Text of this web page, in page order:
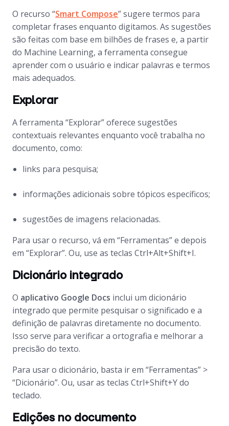
O recurso “Smart Compose” sugere termos para
completar frases enquanto digitamos. As sugestões
são feitas com base em bilhões de frases e, a partir
do Machine Learning, a ferramenta consegue
aprender com o usuário e indicar palavras e termos
mais adequados.
Explorar
A ferramenta “Explorar” oferece sugestões
contextuais relevantes enquanto você trabalha no
documento, como:
links para pesquisa;
informações adicionais sobre tópicos específicos;
sugestões de imagens relacionadas.
Para usar o recurso, vá em “Ferramentas” e depois
em “Explorar”. Ou, use as teclas Ctrl+Alt+Shift+I.
Dicionário integrado
O aplicativo Google Docs inclui um dicionário
integrado que permite pesquisar o significado e a
definição de palavras diretamente no documento.
Isso serve para verificar a ortografia e melhorar a
precisão do texto.
Para usar o dicionário, basta ir em “Ferramentas” >
“Dicionário”. Ou, usar as teclas Ctrl+Shift+Y do
teclado.
Edições no documento